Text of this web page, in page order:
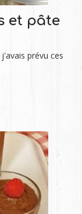
et pâte
prévu ces